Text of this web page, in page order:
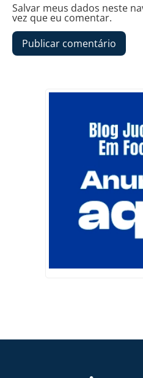
Salvar meus dados neste
vez que eu comentar.